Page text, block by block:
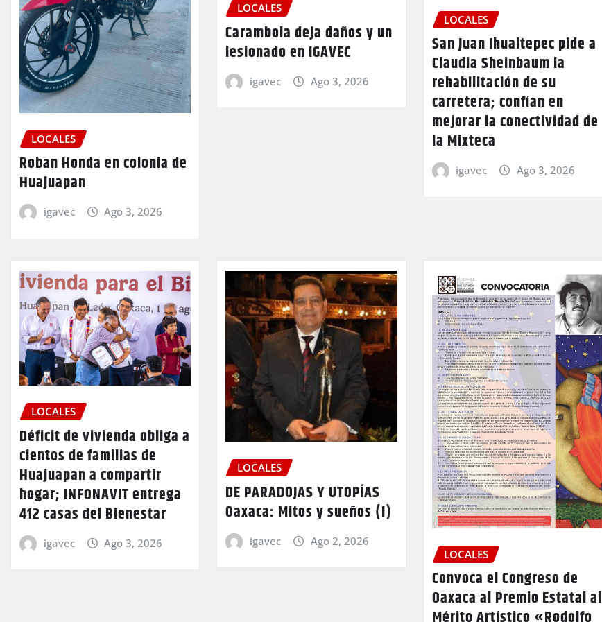
LOCALES
Roban Honda en colonia de
Huajuapan
igavec Ago 3, 2026
LOCALES
Carambola deja daños y un
lesionado en IGAVEC
igavec Ago 3, 2026
LOCALES
San Juan Ihualtepec pide a
Claudia Sheinbaum la
rehabilitación de su
carretera; confían en
mejorar la conectividad de
la Mixteca
igavec Ago 3, 2026
LOCALES
Déficit de vivienda obliga a
cientos de familias de
Huajuapan a compartir
hogar; INFONAVIT entrega
412 casas del Bienestar
igavec Ago 3, 2026
LOCALES
DE PARADOJAS Y UTOPÍAS
Oaxaca: Mitos y sueños (I)
igavec
Ago 2, 2026
LOCALES
Convoca el Congreso de
Oaxaca al Premio Estatal al